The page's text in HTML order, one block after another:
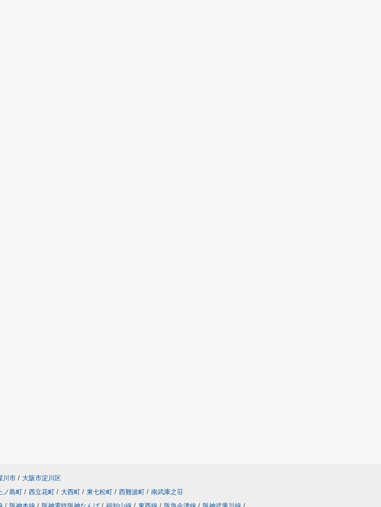
川市 / 大阪市淀川区
ノ島町 / 西立花町 / 大西町 / 東七松町 / 西難波町 / 南武庫之荘